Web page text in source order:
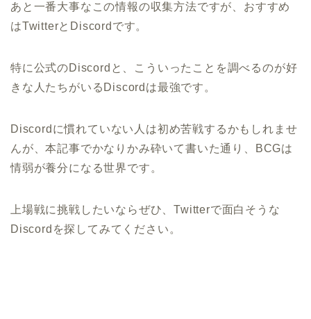
あと一番大事なこの情報の収集方法ですが、おすすめ
はTwitterとDiscordです。
特に公式のDiscordと、こういったことを調べるのが好
きな人たちがいるDiscordは最強です。
Discordに慣れていない人は初め苦戦するかもしれませ
んが、本記事でかなりかみ砕いて書いた通り、BCGは
情弱が養分になる世界です。
上場戦に挑戦したいならぜひ、Twitterで面白そうな
Discordを探してみてください。